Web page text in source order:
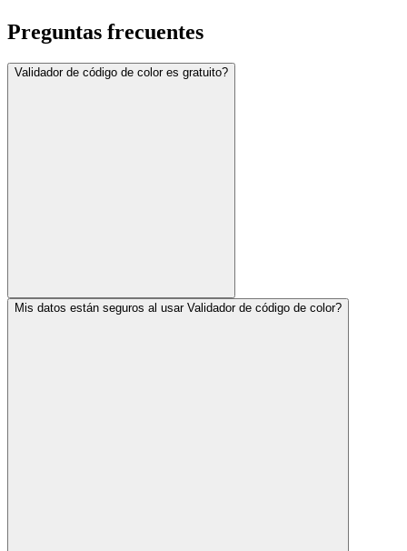
Preguntas frecuentes
Validador de código de color es gratuito?
Mis datos están seguros al usar Validador de código de color?